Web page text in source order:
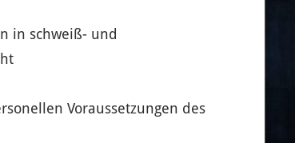
in schweiß- und
Voraussetzungen des